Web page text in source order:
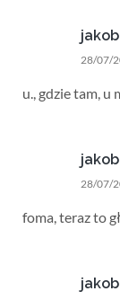
28/07/
u., gdzie tam, u
28/07/
foma, teraz to